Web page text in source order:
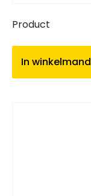
Product
In winkelmand